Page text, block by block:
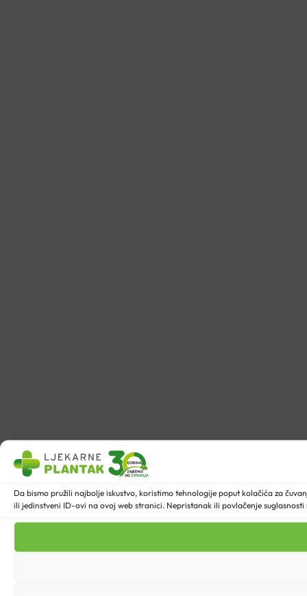
Da bismo pružili najbolje iskustvo, koristimo tehnologije poput kolačića za
ili jedinstveni ID-ovi na ovoj web stranici. Nepristanak ili povlačenje